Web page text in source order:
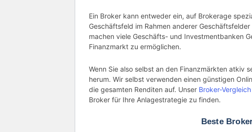
Ein Broker kann entweder ein, auf Brokerage
Geschäftsfeld im Rahmen anderer
machen viele Geschäfts- und Investmentbanken
Finanzmarkt zu ermöglichen.
Wenn Sie also selbst an den Finanzmärkten atkiv
herum. Wir selbst verwenden einen günstigen
die gesamten Renditen auf. Unser Broker-Vergleich
Broker für Ihre Anlagestrategie zu finden.
Beste